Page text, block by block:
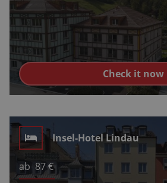
Check it now
Insel-Hotel Lindau
ab 87€